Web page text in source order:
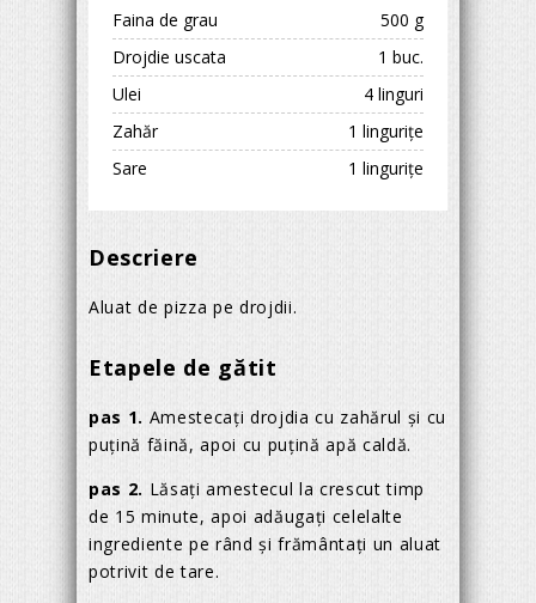
Faina de grau
500 g
Drojdie uscata
1 buc.
Ulei
4 linguri
Zahăr
1 lingurițe
Sare
1 lingurițe
Descriere
Aluat de pizza pe drojdii.
Etapele de gătit
pas 1. Amestecați drojdia cu zahărul și cu
puțină făină, apoi cu puțină apă caldă.
pas 2. Lăsați amestecul la crescut timp
de 15 minute, apoi adăugați celelalte
ingrediente pe rând și frământați un aluat
potrivit de tare.